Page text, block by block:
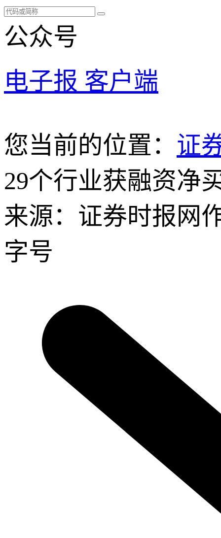
公众号
电子报 客户端
您当前的位置： 证
29个行业获融资净
来源：证券时报网
字号